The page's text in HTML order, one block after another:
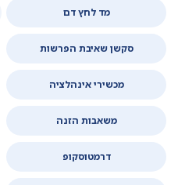
מד לחץ דם
סקשן שאיבת הפרשות
מכשירי אינהלציה
משאבות הזנה
דרמטוסקופ